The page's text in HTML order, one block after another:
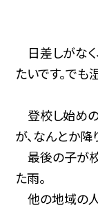
日差しがなく
たいです。でも
登校し始め
が、なんとか降
最後の子が
た雨。
他の地域の